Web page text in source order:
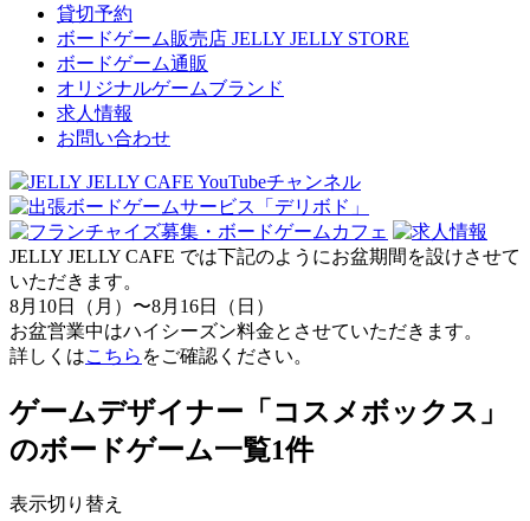
貸切予約
ボードゲーム販売店 JELLY JELLY STORE
ボードゲーム通販
オリジナルゲームブランド
求人情報
お問い合わせ
JELLY JELLY CAFE では下記のようにお盆期間を設けさせて
いただきます。
8月10日（月）〜8月16日（日）
お盆営業中はハイシーズン料金とさせていただきます。
詳しくはこちら をご確認ください。
ゲームデザイナー「コスメボックス」
のボードゲーム一覧1件
表示切り替え